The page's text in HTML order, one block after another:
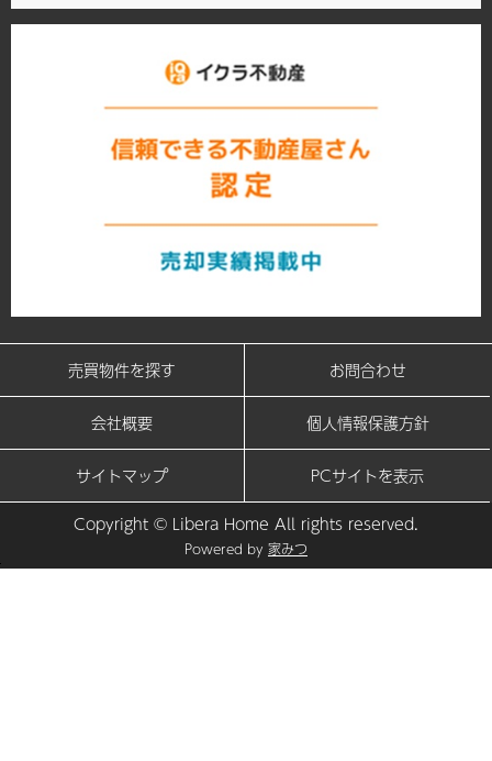
売買物件を探す お問合わせ
会社概要 個人情報保護方針
サイトマップ
PCサイトを表示
Copyright © Libera Home All rights reserved.
Powered by 家みつ